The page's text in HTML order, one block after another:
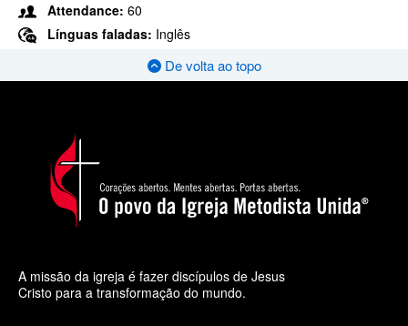
Attendance: 60
Línguas faladas: Inglês
De volta ao topo
A missão da igreja é fazer discípulos de Jesus
Cristo para a transformação do mundo.